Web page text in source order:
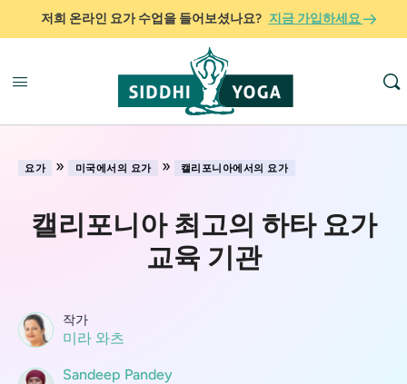
저희 온라인 요가 수업을 들어보셨나요? 지금 가입하세요
요가 » 미국에서의 요가 » 캘리포니아에서의 요가
캘리포니아 최고의 하타 요가
교육 기관
작가
미라 와츠
Sandeep Pandey